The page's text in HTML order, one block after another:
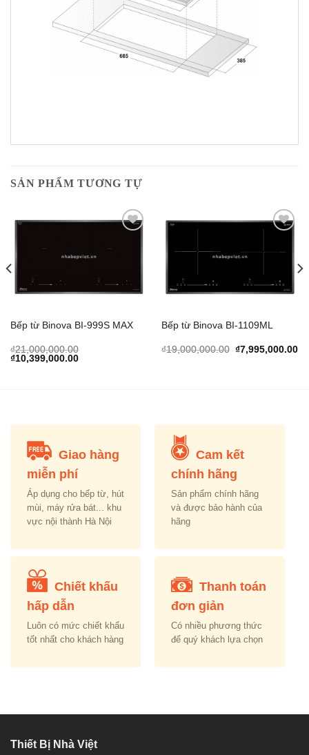
SẢN PHẨM TƯƠNG TỰ
Bếp từ Binova BI-999S MAX
₫21,000,000.00
Original
price
₫10,399,000.00Current
Wishlist
Bếp từ Binova BI-1109ML
₫19,000,000.00 Original
price
₫7,995,000.00
Giao hàng
miễn phí
Áp dụng cho bếp từ, hút
mùi, máy rửa bát... khu
vực nội thành Hà Nội
Cam kết
chính hãng
Sản phẩm chính hãng
và được bảo hành của
hãng
Chiết khấu
hấp dẫn
Luôn có mức chiết khấu
tốt nhất cho khách hàng
Thanh toán
đơn giản
Có nhiều phương thức
để quý khách lựa chọn
Thiết Bị Nhà Việt